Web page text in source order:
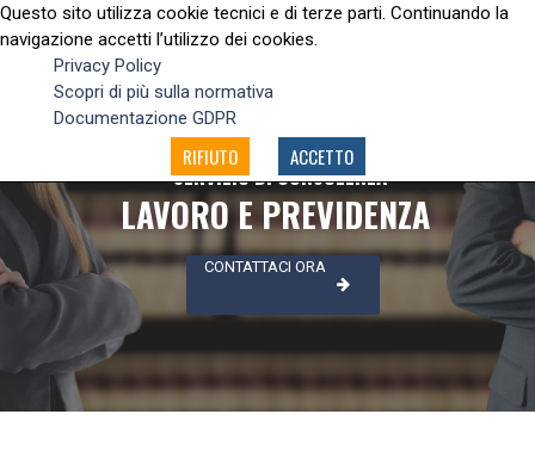
SERVIZIO DI CONSULENZA
LAVORO E PREVIDENZA
CONTATTACI ORA
Questo sito utilizza cookie tecnici e di terze parti. Continuando la
navigazione accetti l’utilizzo dei cookies.
Privacy Policy
Scopri di più sulla normativa
Documentazione GDPR
RIFIUTO ACCETTO